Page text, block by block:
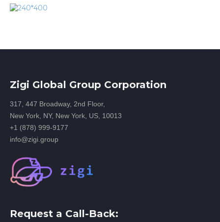
Zigi Global Group Corporation
317, 447 Broadway, 2nd Floor,
New York, NY, New York, US, 10013
+1 (878) 999-9177
info@zigi.group
Request a Call-Back: